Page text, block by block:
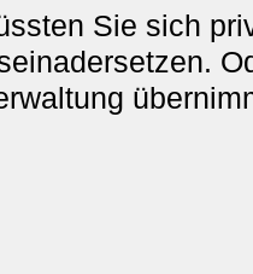
Sie sich